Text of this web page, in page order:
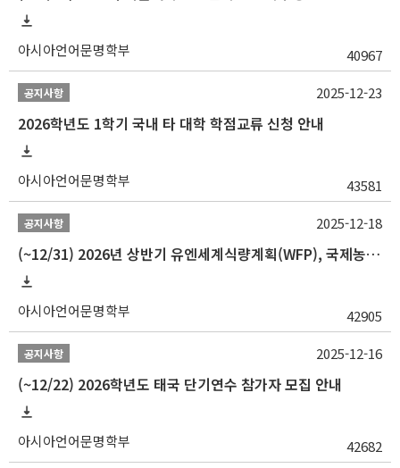
아시아언어문명학부 40967
공지사항
2026학년도 1학기 국내 타 대학 학점교류 신청 안내
아시아언어문명학부 43581
2025-12-23
공지사항
(~12/31) 2026년 상반기 유엔세계식량계획(WFP), 국제농업개발기금(IFAD) 및 유엔아동기금(UNICEF) 인턴십 프로그램 참가자 모집
아시아언어문명학부 42905
2025-12-18
공지사항
(~12/22) 2026학년도 태국 단기연수 참가자 모집 안내
아시아언어문명학부 42682
2025-12-16